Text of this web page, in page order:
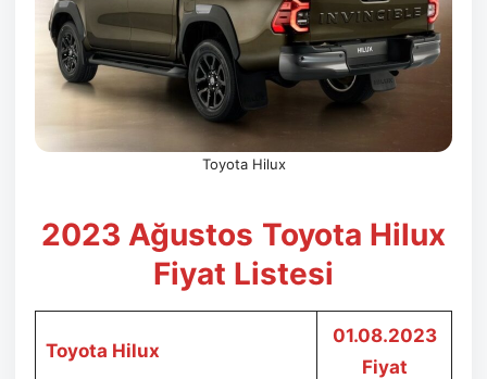
Toyota Hilux
2023 Ağustos Toyota Hilux
Fiyat Listesi
Toyota Hilux
01.08.2023
Fiyat